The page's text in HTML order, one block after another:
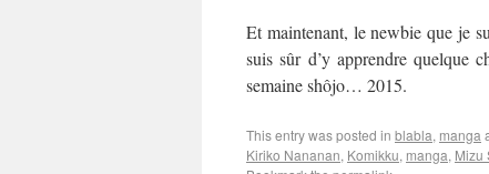
Et maintenant, le newbie que je
suis sûr d’y apprendre quelque
semaine shôjo… 2015.
This entry was posted in blabla, manga
Kiriko Nananan, Komikku, manga, Mizu